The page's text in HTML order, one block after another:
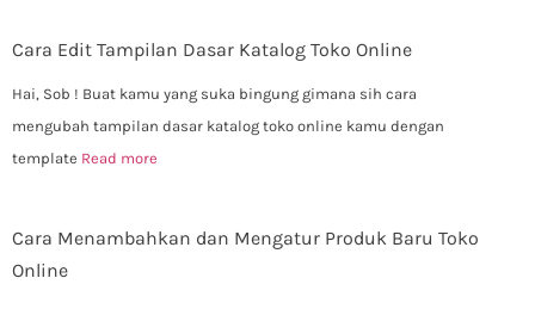
Cara Edit Tampilan Dasar Katalog Toko Online
Hai, Sob ! Buat kamu yang suka bingung gimana sih cara
mengubah tampilan dasar katalog toko online kamu dengan
template Read more
Cara Menambahkan dan Mengatur Produk Baru Toko
Online